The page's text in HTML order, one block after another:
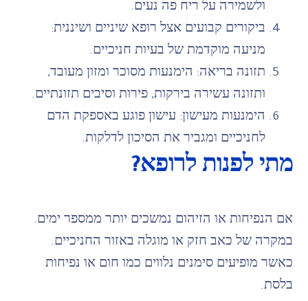
ולשמירה על ריח פה נעים.
ביקורים קבועים אצל רופא שיניים ושיננית:
מניעה מוקדמת של בעיות חניכיים.
תזונה בריאה: הימנעות מסוכר ומזון מעובד,
ותזונה עשירה בירקות, פירות וסיבים תזונתיים.
הימנעות מעישון: עישון פוגע באספקת הדם
לחניכיים ומגביר את הסיכון לדלקות.
מתי לפנות לרופא?
אם הנפיחות או הזיהום נמשכים יותר ממספר ימים.
במקרה של כאב חזק או מוגלה באזור החניכיים.
כאשר מופיעים סימנים נלווים כמו חום או נפיחות
בלסת.